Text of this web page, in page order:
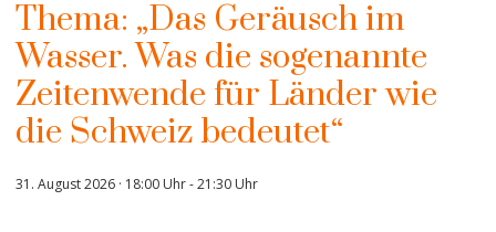
Thema: „Das Geräusch im
Wasser. Was die sogenannte
Zeitenwende für Länder wie
die Schweiz bedeutet“
31. August 2026 · 18:00 Uhr-21:30 Uhr